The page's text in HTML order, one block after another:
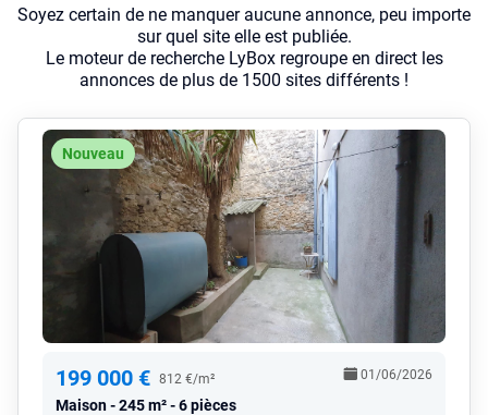
Soyez certain de ne manquer aucune annonce, peu importe
sur quel site elle est publiée.
Le moteur de recherche LyBox regroupe en direct les
annonces de plus de 1500 sites différents !
Nouveau
199 000 € 812 €/m²
Maison 245 m² - 6 pièces
01/06/2026